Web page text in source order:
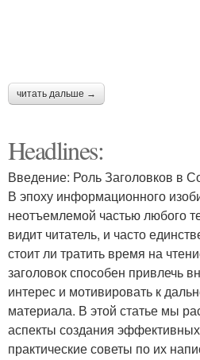
читать дальше →
Headlines:
Введение: Роль Заголовков в
В эпоху информационного
неотъемлемой частью любого
видит читатель, и часто
стоит ли тратить время на
заголовок способен привлечь
интерес и мотивировать к
материала. В этой статье мы
аспекты создания
практические советы по их